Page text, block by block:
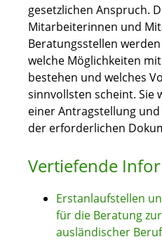
gesetzlichen Anspruch.
Mitarbeiterinnen und
Beratungsstellen
welche Möglichkeiten
bestehen und welches
sinnvollsten scheint. Sie
einer Antragstellung
der erforderlichen
Vertiefende
Erstanlaufstellen
für die Beratung
ausländischer